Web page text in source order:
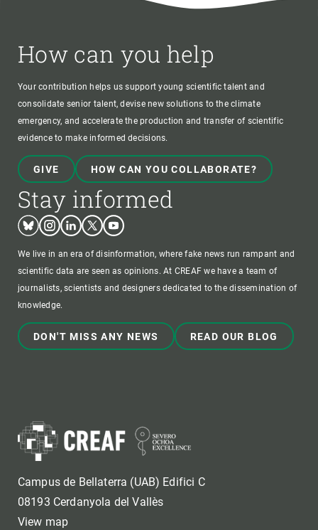
How can you help
Your contribution helps us support young scientific talent and
consolidate senior talent, devise new solutions to the climate
emergency, and accelerate the production and transfer of scientific
evidence to make informed decisions.
GIVE HOW CAN YOU COLLABORATE?
Stay informed
BlueskyInstagram
LinkedinTwitterYoutube
We live in an era of disinformation, where fake news run rampant and
scientific data are seen as opinions. At CREAF we have a team of
journalists, scientists and designers dedicated to the dissemination of
knowledge.
DON'T MISS ANY NEWS READ OUR BLOG
Campus de Bellaterra (UAB) Edifici C
08193 Cerdanyola del Vallès
View map